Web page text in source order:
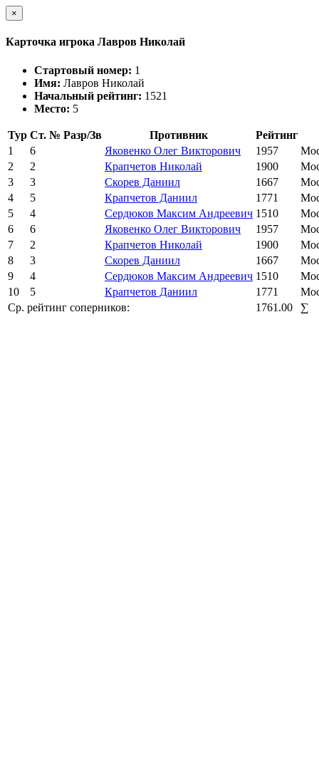
×
Карточка игрока Лавров Николай
Стартовый номер: 1
Имя: Лавров Николай
Начальный рейтинг: 1521
Место: 5
Тур Ст. № Разр/Зв Противник
Рейтинг
1
6 Яковенко Олег Викторович 1957
2
2 Крапчетов Николай 1900
3
3 Скорев Даниил 1667
4
5 Крапчетов Даниил 1771
5
4 Сердюков Максим Андреевич 1510
6
6 Яковенко Олег Викторович 1957
7
2 Крапчетов Николай 1900
8
3 Скорев Даниил 1667
9
4 Сердюков Максим Андреевич 1510
10
5 Крапчетов Даниил 1771
Ср. рейтинг соперников:
1761.00 ∑